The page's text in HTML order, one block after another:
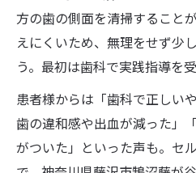
方の歯の側面を清掃すること
えにくいため、無理をせず少
う。最初は歯科で実践指導を
患者様からは「歯科で正しい
歯の違和感や出血が減った」
がついた」といった声も。セ